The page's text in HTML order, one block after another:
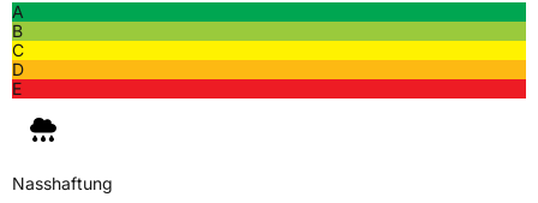
A
B
C
D
E
Nasshaftung